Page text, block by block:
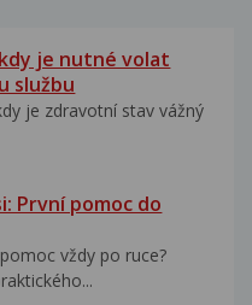
je nutné volat
službu
je zdravotní stav vážný
První pomoc do
vždy po ruce?